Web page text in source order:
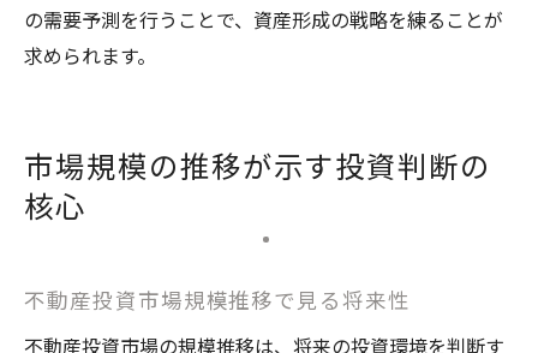
の需要予測を行うことで、資産形成の戦略を練ることが
求められます。
市場規模の推移が示す投資判断の
核心
不動産投資市場規模推移で見る将来性
不動産投資市場の規模推移は、将来の投資環境を判断す